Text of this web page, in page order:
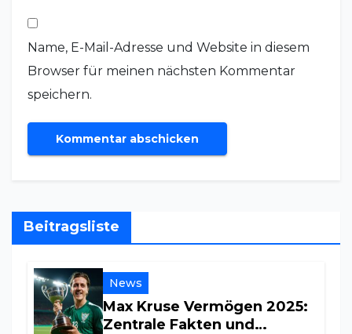
Name, E-Mail-Adresse und Website in diesem
Browser für meinen nächsten Kommentar
speichern.
Beitragsliste
News
Max Kruse Vermögen 2025:
Zentrale Fakten und